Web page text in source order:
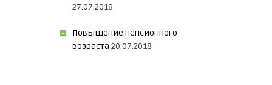
27.07.2018
Повышение пенсионного
возраста 20.07.2018